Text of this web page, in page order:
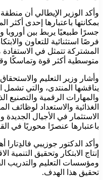
وأكد الوزير الإيطالي أن
بمكانتها باعتبارها إحدى أكثر
جسرًا طبيعيًا يربط بين أوروبا
فرصًا استثنائية للتعاون
المشتركة تتمثل في
متوسطية أكثر قوة وتماسكًا
وأشار وزير التعليم
يناقشها المنتدى، والتي تشمل
والمهارات الرقمية والتصنيع
الغذائية والاستعداد
الاستثمار في الأجيال
باعتبارها عنصرًا محوريًا في
وأكد الدكتور جوزيبي
إنتاج الابتكار وتحقيق
ومؤسسات التعليم والتدريب
تحقيق هذا الهدف.